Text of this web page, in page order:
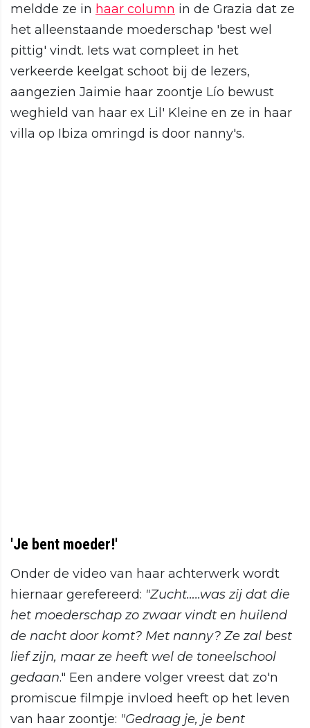
meldde ze in haar column in de Grazia dat ze
het alleenstaande moederschap 'best wel
pittig' vindt. Iets wat compleet in het
verkeerde keelgat schoot bij de lezers,
aangezien Jaimie haar zoontje Lío bewust
weghield van haar ex Lil' Kleine en ze in haar
villa op Ibiza omringd is door nanny's.
'Je bent moeder!'
Onder de video van haar achterwerk wordt
hiernaar gerefereerd: "Zucht…..was zij dat die
het moederschap zo zwaar vindt en huilend
de nacht door komt? Met nanny? Ze zal best
lief zijn, maar ze heeft wel de toneelschool
gedaan." Een andere volger vreest dat zo'n
promiscue filmpje invloed heeft op het leven
van haar zoontje: "Gedraag je, je bent